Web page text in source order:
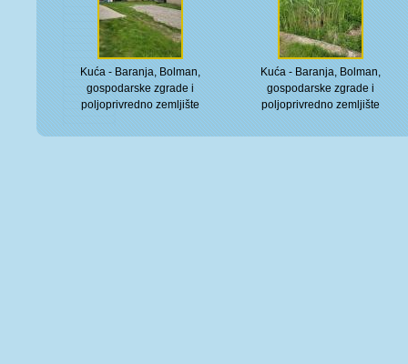
Kuća - Baranja, Bolman,
gospodarske zgrade i
poljoprivredno zemljište
Kuća - Baranja, Bolman,
gospodarske zgrade i
poljoprivredno zemljište